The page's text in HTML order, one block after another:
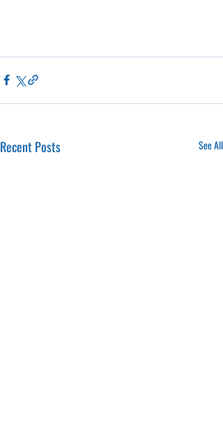
Recent Posts See All